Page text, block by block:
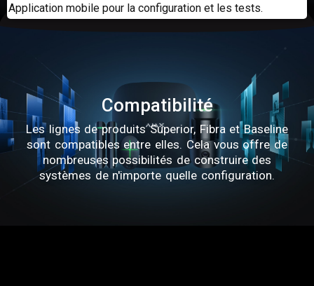
Application mobile pour la configuration et les tests.
Compatibilité
Les lignes de produits Superior, Fibra et Baseline
sont compatibles entre elles. Cela vous offre de
nombreuses possibilités de construire des
systèmes de n'importe quelle configuration.